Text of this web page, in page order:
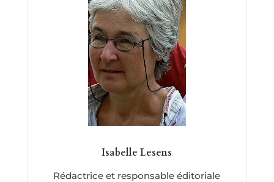
Isabelle Lesens
Rédactrice et responsable éditoriale